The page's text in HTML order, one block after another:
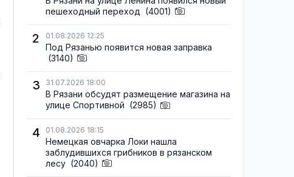
пешеходный переход (4001)
2 01.08.2026 12:25
Под Рязанью появится новая заправка
(3140)
3 31.07.2026 18:00
В Рязани обсудят размещение магазина на
улице Спортивной (2985)
4 01.08.2026 18:15
Немецкая овчарка Локи нашла
заблудившихся грибников в рязанском
лесу (2040)